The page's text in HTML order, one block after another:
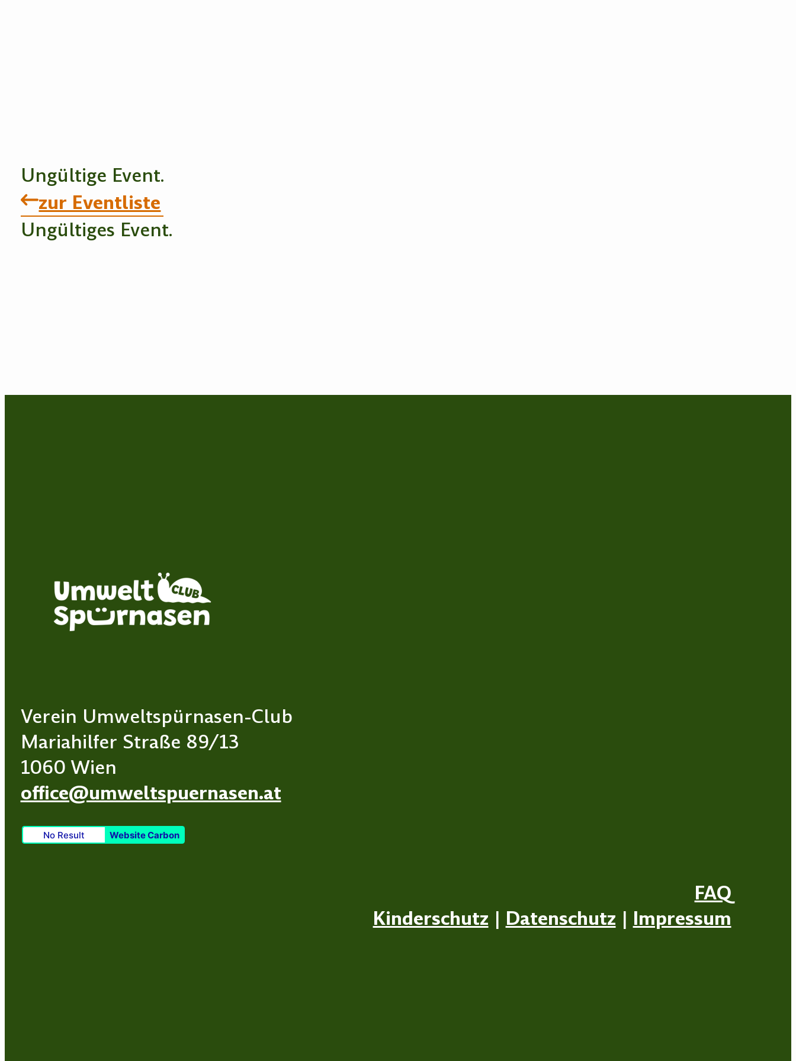
Ungültige Event.
zur Eventliste
Ungültiges Event.
Verein Umweltspürnasen-Club
Mariahilfer Straße 89/13
1060 Wien
office@umweltspuernasen.at
No Result Website Carbon
FAQ
Kinderschutz | Datenschutz | Impressum